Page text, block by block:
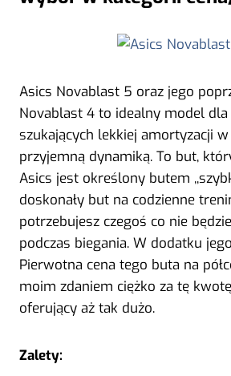
Asics Novablast 5 oraz jego
Novablast 4 to idealny model dla
szukających lekkiej amortyzacji w
przyjemną dynamiką. To but,
Asics jest określony butem
doskonały but na codzienne
potrzebujesz czegoś co nie
podczas biegania. W dodatku
Pierwotna cena tego buta na
moim zdaniem ciężko za tę
oferujący aż tak dużo.
Zalety: